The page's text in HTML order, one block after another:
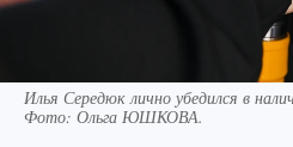
Илья Середюк лично убедился в
Фото: Ольга ЮШКОВА.